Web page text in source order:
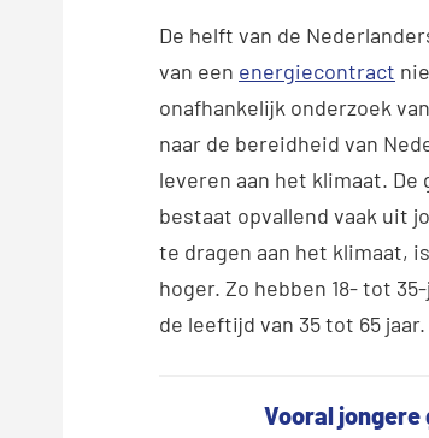
De helft van de
van een energiecontract
onafhankelijk onderzoek
naar de bereidheid van
leveren aan het klimaat.
bestaat opvallend vaak uit
te dragen aan het klimaat,
hoger. Zo hebben 18- tot
de leeftijd van 35 tot 65 jaar.
Vooral